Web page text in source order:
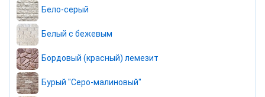
Бело-серый
Белый с бежевым
Бордовый (красный) лемезит
Бурый "Серо-малиновый"